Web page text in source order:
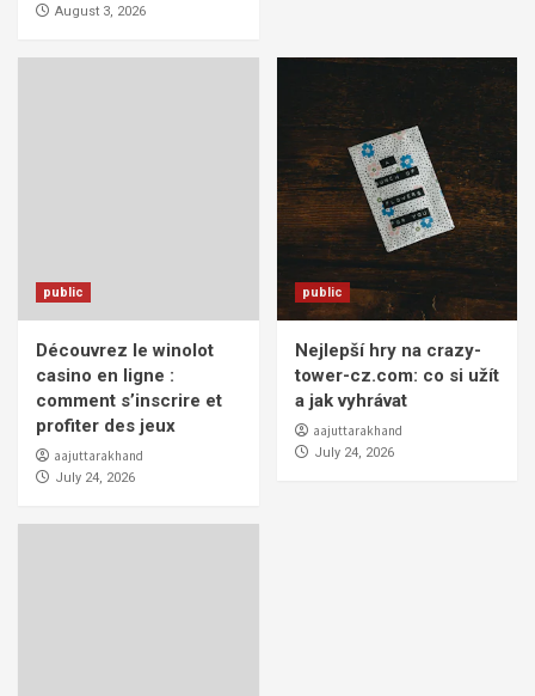
August 3, 2026
public
Découvrez le winolot
casino en ligne :
comment s’inscrire et
profiter des jeux
aajuttarakhand
July 24, 2026
public
Nejlepší hry na crazy-
tower-cz.com: co si užít
a jak vyhrávat
aajuttarakhand
July 24, 2026